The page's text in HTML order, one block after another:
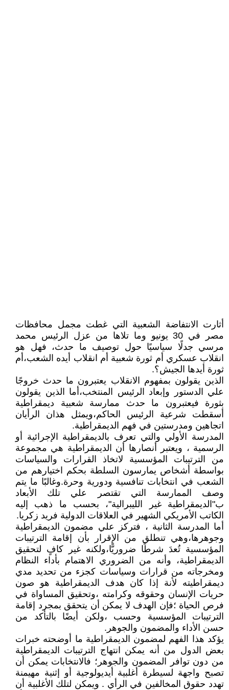
أثارت الانتفاضة الشعبية التي غطت مجمل محافظات
مصر في 30 يونيو وما تلاها من عزل الرئيس محمد
مرسي جدلًا سياسيًا حول توصيف ما حدث، فهل هو
انقلاب عسكري أم ثورة شعبية أم انقلاب أيده الشعب،أم
ثورة أيدها الجيش؟.
الذين يقولون بمفهوم الانقلاب يعتبرون ما حدث خروجًا
علي الدستور وإبعاد الرئيس المنتخب،أما الذين يقولون
بثورة فيعتبرون ما حدث ممارسة شعبية ديمقراطية
أسقطت شرعية الرئيس الحاكم،ويمثل هذان الرأيان
اتجاهين ومدرستين في فهم الديمقراطية.
المدرسة الأولي والتي تعرف بالديمقراطية الإجرائية أو
الرسمية ، ويعتبر أنصارها أن الديمقراطية هي مجموعة
من الترتيبات المؤسسية لاتخاذ القرارات والسياسات
بواسطة أشخاص يمارسون السلطة بحكم اختيارهم من
الشعب في انتخابات تنافسية ودورية وحرة.وغالبًا ما يتم
وصف الممارسة التي تقتصر علي تلك الأبعاد
ب"الديمقراطية غير الليبرالية"، بحسب ما ذهب إليه
الكاتب الأمريكي الشهير في العلاقات الدولية فريد زكريا.
أما المدرسة الثانية ، فتركز علي مضمون الديمقراطية
وجوهرها،وهي تنطلق من الإقرار بأن إقامة الترتيبات
المؤسسية تُعدَ شرطًا ضروريًّا،ولكنه غير كافٍ لتحقيق
الديمقراطية، وأنه من الضروري الاهتمام بأداء النظام
ومخرجاته من قرارات وسياسات كجزء من تحديد مدي
ديمقراطيته لأنة إذا كان هدف الديمقراطية هو صون
حريات الإنسان وحقوقه وكرامته ،وتحقيق المساواة في
فرص الحياة ؛فإن الهدف لا يمكن أن يتحقق بمجرد إقامة
الترتيبات المؤسسية وحسب ،ولكن أيضًا بالتأكد من
حسن الأداء والمضمون والجوهر.
يؤكد هذا الفهم لمضمون الديمقراطية ما أوضحته خبرات
بعض الدول من أنه يمكن انتهاج الترتيبات الديمقراطية
من دون توافر المضمون والجوهر؛ فالانتخابات يمكن أن
تصبح واجهة لسيطرة أغلبية أيديولوجية أو إثنية مهيمنة
تهدد حقوق المخالفين في الرأي . ويمكن لتلك الأغلبية أن